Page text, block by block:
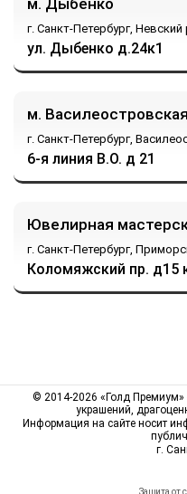
г. Санкт-Петербург, Невский
ул. Дыбенко д.24к1
м. Василеостровская
г. Санкт-Петербург,
6-я линия В.О. д 21
Ювелирная
г. Санкт-Петербург,
Коломяжский пр. д15
© 2014-2026 «Голд Премиум»
украшений,
Информация на сайте носит
г.
Защита от